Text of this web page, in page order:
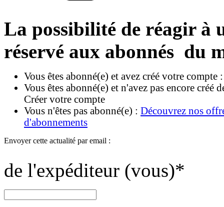
La possibilité de réagir à
réservé aux abonnés du
Vous êtes abonné(e) et avez créé votre compte
Vous êtes abonné(e) et n'avez pas encore créé
Créer votre compte
Vous n'êtes pas abonné(e) : Découvrez nos
d'abonnements
Envoyer cette actualité par email :
de l'expéditeur (vous)*